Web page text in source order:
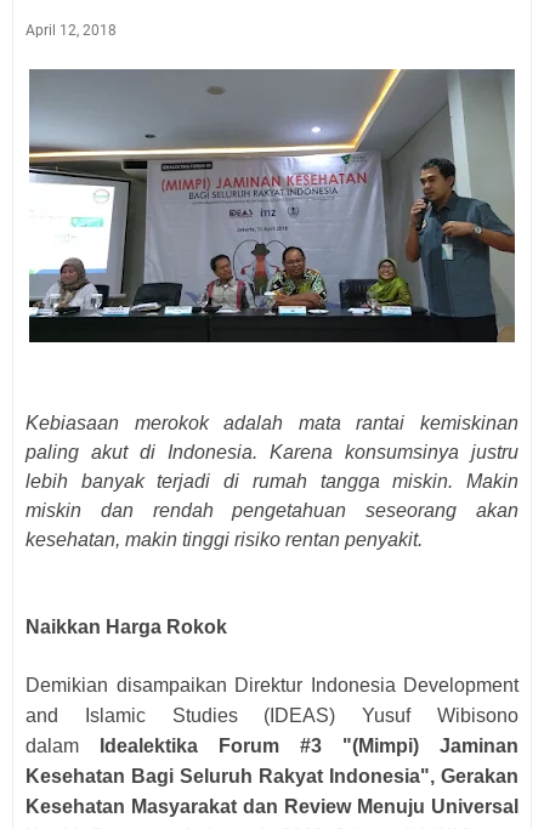
April 12, 2018
Kebiasaan merokok adalah mata rantai kemiskinan
paling akut di Indonesia. Karena konsumsinya justru
lebih banyak terjadi di rumah tangga miskin. Makin
miskin dan rendah pengetahuan seseorang akan
kesehatan, makin tinggi risiko rentan penyakit.
Naikkan Harga Rokok
Demikian disampaikan Direktur Indonesia Development
and Islamic Studies (IDEAS) Yusuf Wibisono
dalam
Idealektika Forum #3 "(Mimpi) Jaminan
Kesehatan Bagi Seluruh Rakyat Indonesia", Gerakan
Kesehatan Masyarakat dan Review Menuju Universal